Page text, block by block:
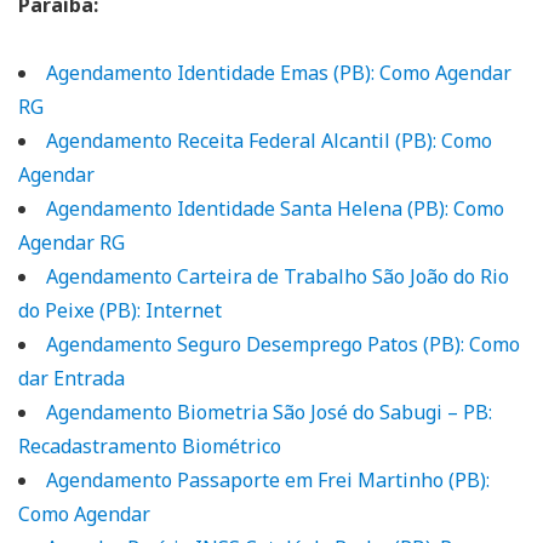
Agendamento Identidade Emas (PB): Como Agendar
RG
Agendamento Receita Federal Alcantil (PB): Como
Agendar
Agendamento Identidade Santa Helena (PB): Como
Agendar RG
Agendamento Carteira de Trabalho São João do Rio
do Peixe (PB): Internet
Agendamento Seguro Desemprego Patos (PB): Como
dar Entrada
Agendamento Biometria São José do Sabugi – PB:
Recadastramento Biométrico
Agendamento Passaporte em Frei Martinho (PB):
Como Agendar